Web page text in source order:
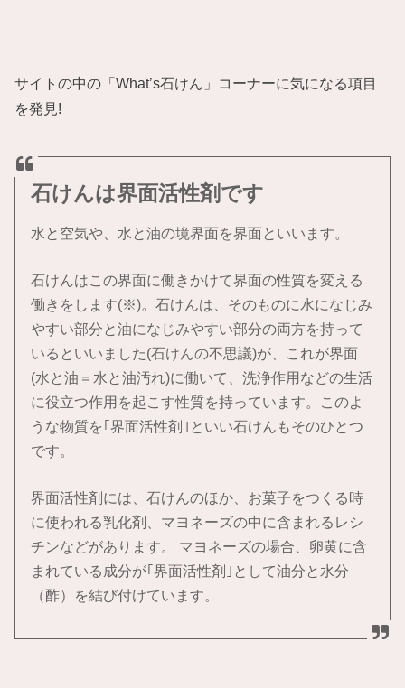
サイトの中の「What’s石けん」コーナーに気になる項目
を発見!
石けんは界面活性剤です
水と空気や、水と油の境界面を界面といいます。
石けんはこの界面に働きかけて界面の性質を変える
働きをします(※)。石けんは、そのものに水になじみ
やすい部分と油になじみやすい部分の両方を持って
いるといいました(石けんの不思議)が、これが界面
(水と油＝水と油汚れ)に働いて、洗浄作用などの生活
に役立つ作用を起こす性質を持っています。このよ
うな物質を｢界面活性剤｣といい石けんもそのひとつ
です。
界面活性剤には、石けんのほか、お菓子をつくる時
に使われる乳化剤、マヨネーズの中に含まれるレシ
チンなどがあります。 マヨネーズの場合、卵黄に含
まれている成分が｢界面活性剤｣として油分と水分
（酢）を結び付けています。